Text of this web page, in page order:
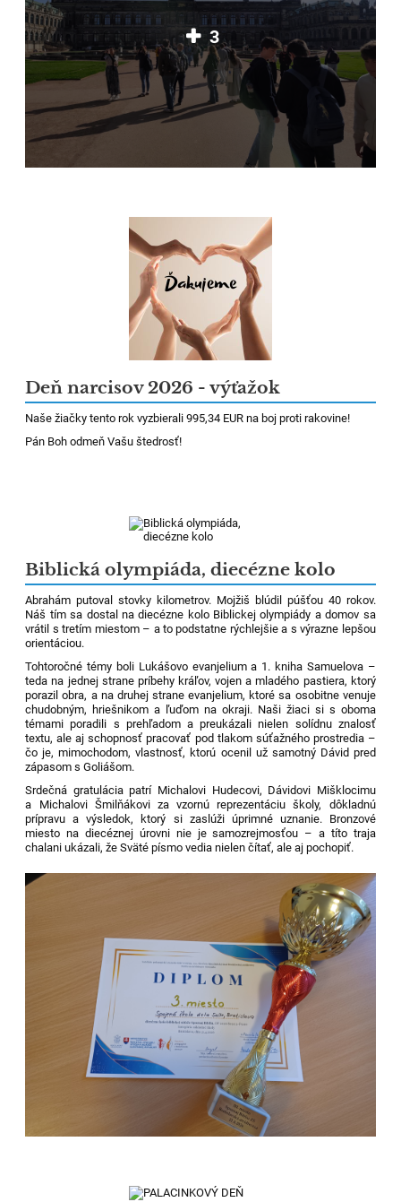
3
Deň narcisov 2026 - výťažok
Naše žiačky tento rok vyzbierali 995,34 EUR na boj proti rakovine!
Pán Boh odmeň Vašu štedrosť!
Biblická olympiáda, diecézne kolo
Abrahám putoval stovky kilometrov. Mojžiš blúdil púšťou 40 rokov.
Náš tím sa dostal na diecézne kolo Biblickej olympiády a domov sa
vrátil s tretím miestom – a to podstatne rýchlejšie a s výrazne lepšou
orientáciou.
Tohtoročné témy boli Lukášovo evanjelium a 1. kniha Samuelova –
teda na jednej strane príbehy kráľov, vojen a mladého pastiera, ktorý
porazil obra, a na druhej strane evanjelium, ktoré sa osobitne venuje
chudobným, hriešnikom a ľuďom na okraji. Naši žiaci si s oboma
témami poradili s prehľadom a preukázali nielen solídnu znalosť
textu, ale aj schopnosť pracovať pod tlakom súťažného prostredia –
čo je, mimochodom, vlastnosť, ktorú ocenil už samotný Dávid pred
zápasom s Goliášom.
Srdečná gratulácia patrí Michalovi Hudecovi, Dávidovi Mišklocimu
a Michalovi Šmilňákovi za vzornú reprezentáciu školy, dôkladnú
prípravu a výsledok, ktorý si zaslúži úprimné uznanie. Bronzové
miesto na diecéznej úrovni nie je samozrejmosťou – a títo traja
chalani ukázali, že Sväté písmo vedia nielen čítať, ale aj pochopiť.